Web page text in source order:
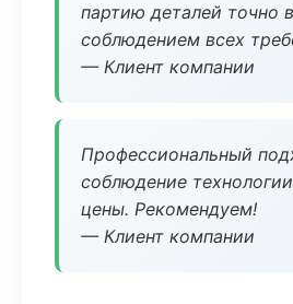
партию деталей точно
соблюдением всех
— Клиент компании
Профессиональный
соблюдение
цены. Рекомендуем!
— Клиент компании